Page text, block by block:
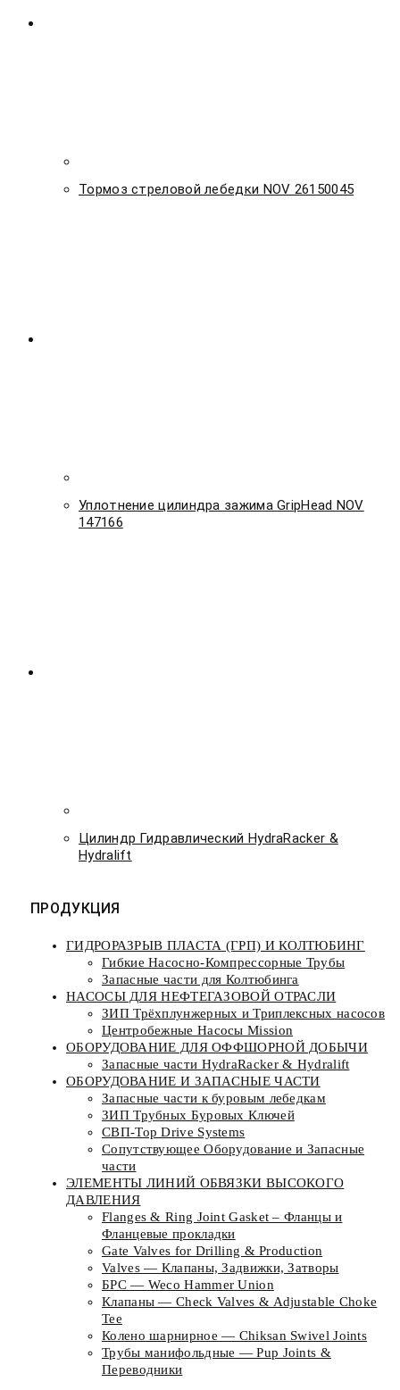
Тормоз стреловой лебедки NOV 26150045
Уплотнение цилиндра зажима GripHead NOV
147166
Цилиндр Гидравлический HydraRacker &
Hydralift
ПРОДУКЦИЯ
ГИДРОРАЗРЫВ ПЛАСТА (ГРП) И КОЛТЮБИНГ
Гибкие Насосно-Компрессорные Трубы
Запасные части для Колтюбинга
НАСОСЫ ДЛЯ НЕФТЕГАЗОВОЙ ОТРАСЛИ
ЗИП Трёхплунжерных и Триплексных насосов
Центробежные Насосы Mission
ОБОРУДОВАНИЕ ДЛЯ ОФФШОРНОЙ ДОБЫЧИ
Запасные части HydraRacker & Hydralift
ОБОРУДОВАНИЕ И ЗАПАСНЫЕ ЧАСТИ
Запасные части к буровым лебедкам
ЗИП Трубных Буровых Ключей
СВП-Top Drive Systems
Сопутствующее Оборудование и Запасные
части
ЭЛЕМЕНТЫ ЛИНИЙ ОБВЯЗКИ ВЫСОКОГО
ДАВЛЕНИЯ
Flanges & Ring Joint Gasket – Фланцы и
Фланцевые прокладки
Gate Valves for Drilling & Production
Valves — Клапаны, Задвижки, Затворы
БРС — Weco Hammer Union
Клапаны — Check Valves & Adjustable Choke
Tee
Колено шарнирное — Chiksan Swivel Joints
Трубы манифольдные — Pup Joints &
Переводники